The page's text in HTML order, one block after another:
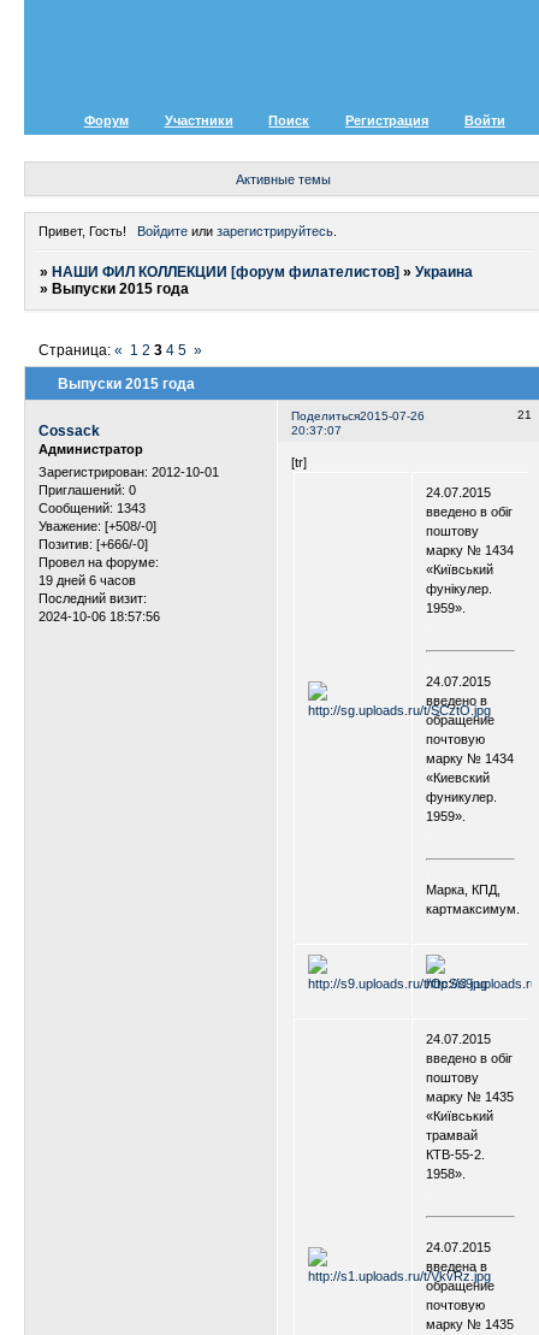
Форум Участники Поиск Регистрация Войти
Активные темы
Привет, Гость! Войдитеили зарегистрируйтесь.
» НАШИ ФИЛ КОЛЛЕКЦИИ [форум филателистов] »Украина
» Выпуски 2015 года
Выпуски 2015 года
Страница:« 1 2 3 4 5 »
Поделиться 21
2015-07-26
20:37:07
Cossack
Администратор
Зарегистрирован: 2012-10-01
Приглашений: 0
Сообщений: 1343
Уважение: [+508/-0]
Позитив: [+666/-0]
Провел на форуме:
19 дней 6 часов
Последний визит:
2024-10-06 18:57:56
[tr]
24.07.2015
введено в обіг
поштову
марку № 1434
«Київський
фунікулер.
1959».
24.07.2015
введено в
обращение
почтовую
марку № 1434
«Киевский
фуникулер.
1959».
Марка, КПД,
картмаксимум.
24.07.2015
введено в обіг
поштову
марку № 1435
«Київський
трамвай
КТВ-55-2.
1958».
24.07.2015
введена в
обращение
почтовую
марку № 1435